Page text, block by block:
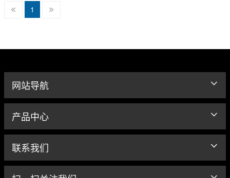
1
网站导航
产品中心
联系我们